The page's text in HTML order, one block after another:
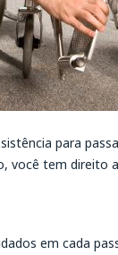
para
você tem direito
em cada